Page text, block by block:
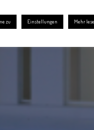
zu Einstellungen Mehr